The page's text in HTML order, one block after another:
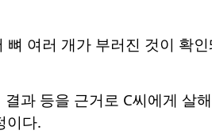
여러 개가 부러진 것이 확
과 등을 근거로 C씨에게 살
이다.